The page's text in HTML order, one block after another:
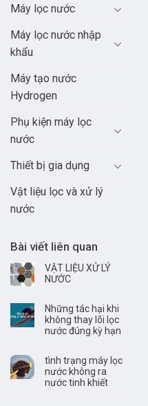
Máy lọc nước
Máy lọc nước nhập
khẩu
Máy tạo nước
Hydrogen
Phụ kiện máy lọc
nước
Thiết bị gia dụng
Vật liệu lọc và xử lý
nước
Bài viết liên quan
VẬT LIỆU XỬ LÝ
NƯỚC
Những tác hại khi
không thay lõi lọc
nước đúng kỳ hạn
tình trạng máy lọc
nước không ra
nước tinh khiết